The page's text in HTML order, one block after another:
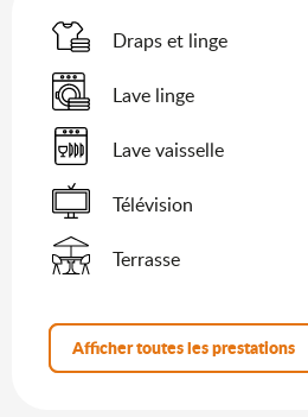
Draps et linge
Lave linge
Lave vaisselle
Télévision
Terrasse
Afficher toutes les prestations